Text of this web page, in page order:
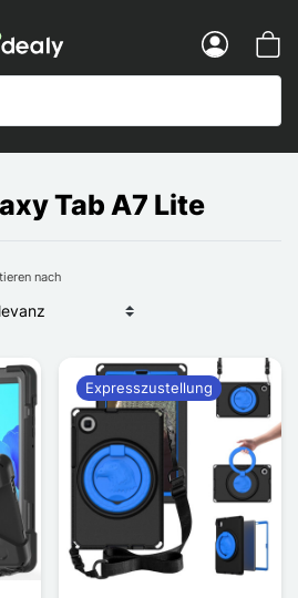
- Hüllen und Zubehör für
Tab A7 Lite
nach
Expresszustellung